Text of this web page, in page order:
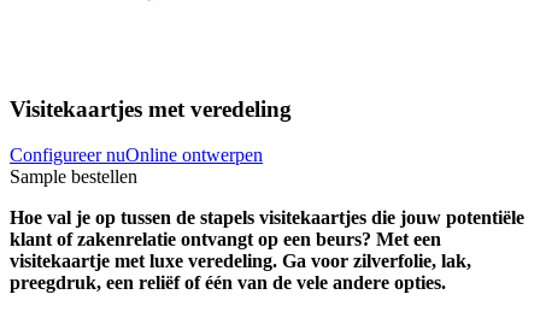
Visitekaartjes met veredeling
Configureer nuOnline ontwerpen
Sample bestellen
Hoe val je op tussen de stapels visitekaartjes die jouw potentiële
klant of zakenrelatie ontvangt op een beurs? Met een
visitekaartje met luxe veredeling. Ga voor zilverfolie, lak,
preegdruk, een reliëf of één van de vele andere opties.